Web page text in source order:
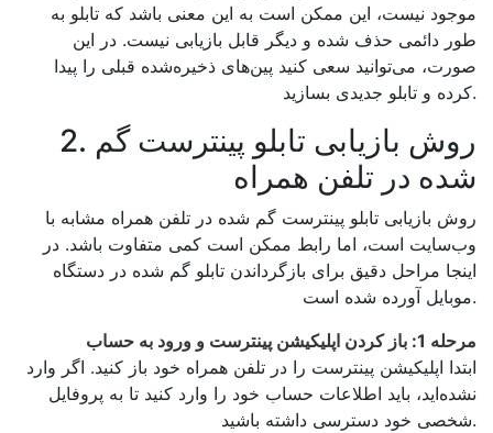
موجود نیست، این ممکن است به این معنی باشد که تابلو به
طور دائمی حذف شده و دیگر قابل بازیابی نیست. در این
صورت، می‌توانید سعی کنید پین‌های ذخیره‌شده قبلی را پیدا
کرده و تابلو جدیدی بسازید.
2. روش بازیابی تابلو پینترست گم
شده در تلفن همراه
روش بازیابی تابلو پینترست گم شده در تلفن همراه مشابه با
وب‌سایت است، اما رابط ممکن است کمی متفاوت باشد. در
اینجا مراحل دقیق برای بازگرداندن تابلو گم شده در دستگاه
موبایل آورده شده است.
مرحله 1: باز کردن اپلیکیشن پینترست و ورود به حساب
ابتدا اپلیکیشن پینترست را در تلفن همراه خود باز کنید. اگر وارد
نشده‌اید، باید اطلاعات حساب خود را وارد کنید تا به پروفایل
شخصی خود دسترسی داشته باشید.